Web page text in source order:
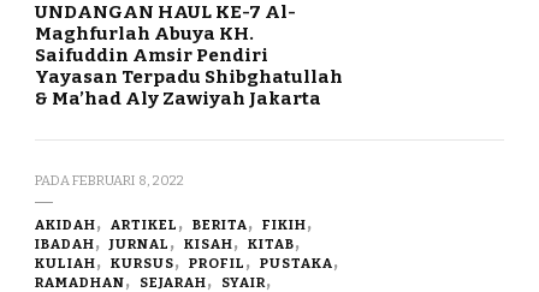
UNDANGAN HAUL KE-7 Al-
Maghfurlah Abuya KH.
Saifuddin Amsir Pendiri
Yayasan Terpadu Shibghatullah
& Ma’had Aly Zawiyah Jakarta
PADAFEBRUARI 8, 2022
AKIDAH ARTIKEL BERITA
FIKIH
IBADAH
JURNAL KISAH
KITAB
KULIAH
KURSUS PROFIL
PUSTAKA
RAMADHAN
SEJARAH
SYAIR